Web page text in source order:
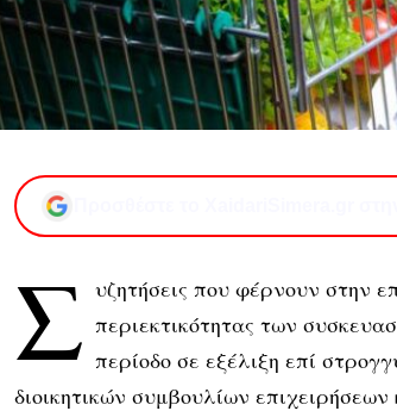
Σ υζητήσεις που φέρνουν στην
περιεκτικότητας των
περίοδο σε εξέλιξη επί
διοικητικών συμβουλίων